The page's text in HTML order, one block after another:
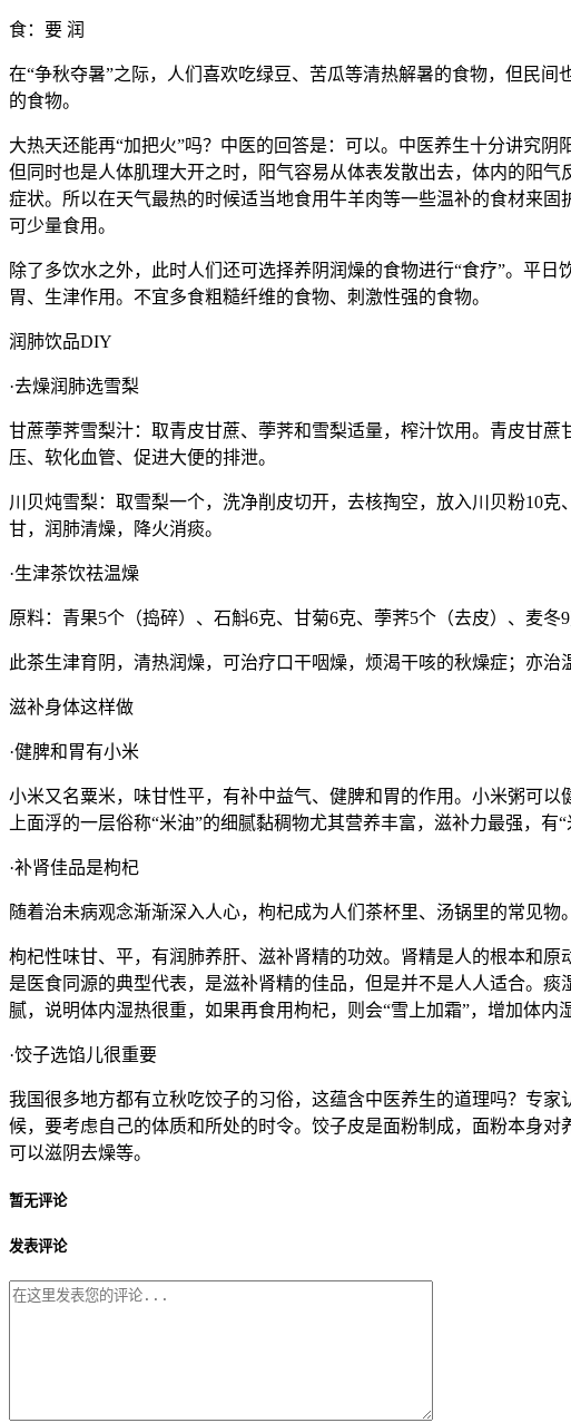
食：要 润
在“争秋夺暑”之际，人们喜欢吃绿豆、苦瓜等清热解暑的食物，但民
的食物。
大热天还能再“加把火”吗？中医的回答是：可以。中医养生十分讲究
但同时也是人体肌理大开之时，阳气容易从体表发散出去，体内的阳
症状。所以在天气最热的时候适当地食用牛羊肉等一些温补的食材来
可少量食用。
除了多饮水之外，此时人们还可选择养阴润燥的食物进行“食疗”。平
胃、生津作用。不宜多食粗糙纤维的食物、刺激性强的食物。
润肺饮品DIY
·去燥润肺选雪梨
甘蔗荸荠雪梨汁：取青皮甘蔗、荸荠和雪梨适量，榨汁饮用。青皮甘
压、软化血管、促进大便的排泄。
川贝炖雪梨：取雪梨一个，洗净削皮切开，去核掏空，放入川贝粉10
甘，润肺清燥，降火消痰。
·生津茶饮祛温燥
原料：青果5个（捣碎）、石斛6克、甘菊6克、荸荠5个（去皮）、麦
此茶生津育阴，清热润燥，可治疗口干咽燥，烦渴干咳的秋燥症；亦
滋补身体这样做
·健脾和胃有小米
小米又名粟米，味甘性平，有补中益气、健脾和胃的作用。小米粥可
上面浮的一层俗称“米油”的细腻黏稠物尤其营养丰富，滋补力最强，有“
·补肾佳品是枸杞
随着治未病观念渐渐深入人心，枸杞成为人们茶杯里、汤锅里的常见物
枸杞性味甘、平，有润肺养肝、滋补肾精的功效。肾精是人的根本和
是医食同源的典型代表，是滋补肾精的佳品，但是并不是人人适合。
腻，说明体内湿热很重，如果再食用枸杞，则会“雪上加霜”，增加体
·饺子选馅儿很重要
我国很多地方都有立秋吃饺子的习俗，这蕴含中医养生的道理吗？专
候，要考虑自己的体质和所处的时令。饺子皮是面粉制成，面粉本身
可以滋阴去燥等。
暂无评论
发表评论